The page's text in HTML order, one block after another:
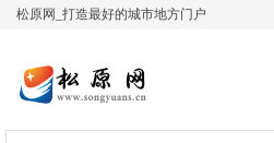
松原网_打造最好的城市地方门户